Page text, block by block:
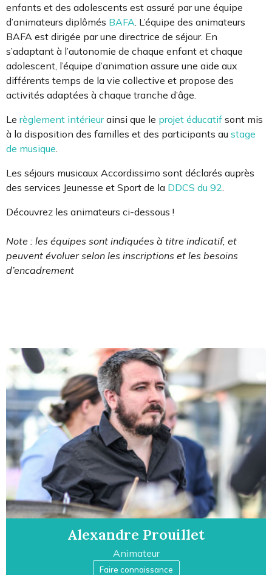
enfants et des adolescents est assuré par une équipe
d’animateurs diplômés BAFA . L’équipe des animateurs
BAFA est dirigée par une directrice de séjour. En
s’adaptant à l’autonomie de chaque enfant et chaque
adolescent, l’équipe d’animation assure une aide aux
différents temps de la vie collective et propose des
activités adaptées à chaque tranche d’âge.
Le règlement intérieurainsi que le projet éducatif sont mis
à la disposition des familles et des participants au stage
de musique
Les séjours musicaux Accordissimo sont déclarés auprès
des services Jeunesse et Sport de la DDCS du 92
Découvrez les animateurs ci-dessous !
Note : les équipes sont indiquées à titre indicatif, et
peuvent évoluer selon les inscriptions et les besoins
d’encadrement
Alexandre Prouillet
Animateur
Faire connaissance